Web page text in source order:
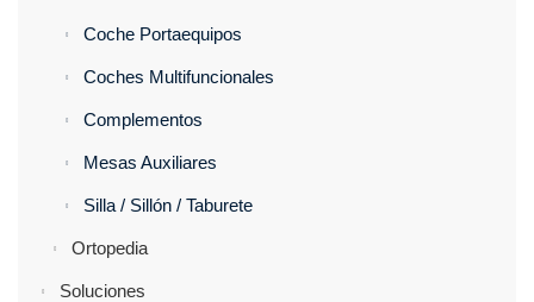
Coche Portaequipos
Coches Multifuncionales
Complementos
Mesas Auxiliares
Silla / Sillón / Taburete
Ortopedia
Soluciones